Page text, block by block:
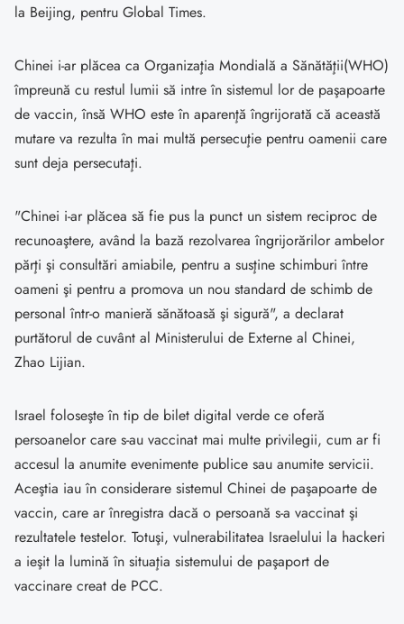
la Beijing, pentru Global Times.
Chinei i-ar plăcea ca Organizaţia Mondială a Sănătăţii(WHO)
împreună cu restul lumii să intre în sistemul lor de paşapoarte
de vaccin, însă WHO este în aparenţă îngrijorată că această
mutare va rezulta în mai multă persecuţie pentru oamenii care
sunt deja persecutaţi.
"Chinei i-ar plăcea să fie pus la punct un sistem reciproc de
recunoaştere, având la bază rezolvarea îngrijorărilor ambelor
părţi şi consultări amiabile, pentru a susţine schimburi între
oameni şi pentru a promova un nou standard de schimb de
personal într-o manieră sănătoasă şi sigură", a declarat
purtătorul de cuvânt al Ministerului de Externe al Chinei,
Zhao Lijian.
Israel foloseşte în tip de bilet digital verde ce oferă
persoanelor care s-au vaccinat mai multe privilegii, cum ar fi
accesul la anumite evenimente publice sau anumite servicii.
Aceştia iau în considerare sistemul Chinei de paşapoarte de
vaccin, care ar înregistra dacă o persoană s-a vaccinat şi
rezultatele testelor. Totuşi, vulnerabilitatea Israelului la hackeri
a ieşit la lumină în situaţia sistemului de paşaport de
vaccinare creat de PCC.